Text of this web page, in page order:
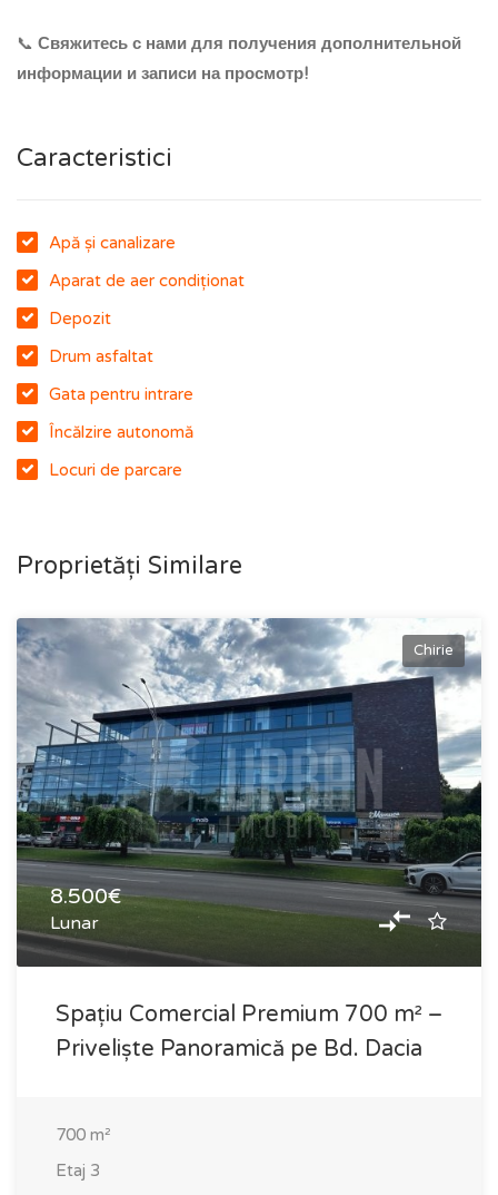
📞 Свяжитесь с нами для получения дополнительной
информации и записи на просмотр!
Caracteristici
Apă și canalizare
Aparat de aer condiționat
Depozit
Drum asfaltat
Gata pentru intrare
Încălzire autonomă
Locuri de parcare
Proprietăți Similare
Chirie
8.500€
Lunar
Spațiu Comercial Premium 700 m² –
Priveliște Panoramică pe Bd. Dacia
700 m²
Etaj 3